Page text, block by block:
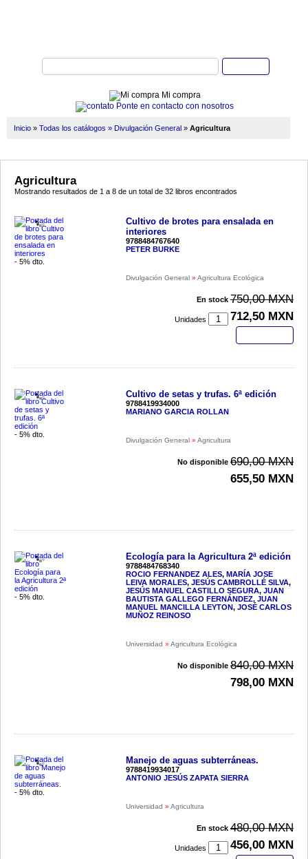
Mi compra
Ponte en contacto con nosotros
Inicio » Todas los catálogos » Divulgación General » Agricultura
Agricultura
Mostrando resultados de 1 a 8 de un total de 32 libros encontrados
- 5% dto.
Cultivo de brotes para ensalada en
interiores
9788484767640
PETER BURKE
Divulgación General »Agricultura Ecológica
En stock
Unidades
750,00 MXN
712,50 MXN
- 5% dto.
Cultivo de setas y trufas. 6ª edición
9788419934000
MARIANO GARCIA ROLLAN
Divulgación General »Agricultura
No disponible 690,00 MXN
655,50 MXN
- 5% dto.
Ecología para la Agricultura 2ª edición
9788484768340
ROCIO FERNANDEZ ALES,MARÍA JOSE
LEIVA MORALES,JESÚS CAMBROLLÉ SILVA,
JESÚS MANUEL CASTILLO SEGURA,JUAN
BAUTISTA GALLEGO FERNÁNDEZ,JUAN
MANUEL MANCILLA LEYTON,JOSÉ CARLOS
MUÑOZ REINOSO
Universidad »Agricultura Ecológica
No disponible 840,00 MXN
798,00 MXN
- 5% dto.
Manejo de aguas subterráneas.
9788419934017
ANTONIO JESÚS ZAPATA SIERRA
Universidad »Agricultura
En stock
Unidades
480,00 MXN
456,00 MXN